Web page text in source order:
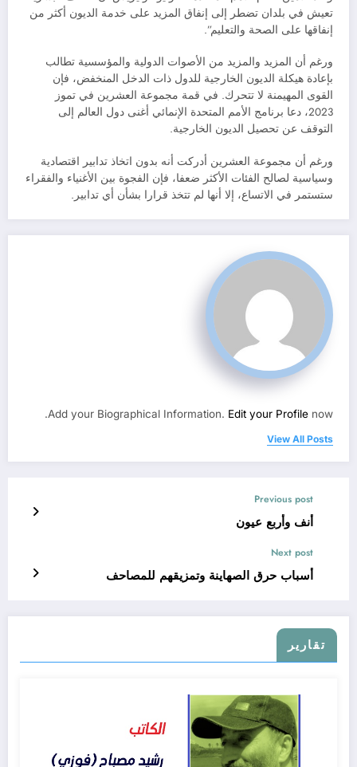
تعيش في بلدان تضطر إلى إنفاق المزيد على خدمة الديون أكثر من
إنفاقها على الصحة والتعليم”.
ورغم أن المزيد والمزيد من الأصوات الدولية والمؤسسية تطالب
بإعادة هيكلة الديون الخارجية للدول ذات الدخل المنخفض، فإن
القوى المهيمنة لا تتحرك. في قمة مجموعة العشرين في تموز
2023، دعا برنامج الأمم المتحدة الإنمائي أغنى دول العالم إلى
التوقف عن تحصيل الديون الخارجية.
ورغم أن مجموعة العشرين أدركت أنه بدون اتخاذ تدابير اقتصادية
وسياسية لصالح الفئات الأكثر ضعفا، فإن الفجوة بين الأغنياء والفقراء
ستستمر في الاتساع، إلا أنها لم تتخذ قرارا بشأن أي تدابير.
Add your Biographical Information. Edit your Profile now.
View All Posts
Previous post
أنف وأربع عيون
Next post
أسباب حرق الصهاينة وتمزيقهم للمصاحف
تقارير